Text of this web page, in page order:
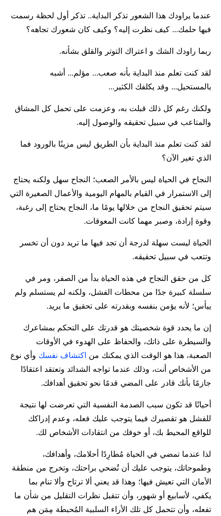
عندما يراودك هذا الشعور تذكر البداية.. تذكر أول لحظة رسمت
فيها حلمك... كيف نظرت إليه؟ وكيف كان شعورك تجاهه؟
ربما راودك الشك و اعتراك التوتر والقلق بشأنه.
لقد كنت تعلم منذ البداية بأنه صعب... مؤلم... أشبه
بالمستحيل... وقد يكلفك الكثير...
ولكنك رغم كل ذلك قبلت به، وعزمت على تحمل كل المشاق
والمتاعب في سبيل تحقيقه والوصول إليه.
لقد كنت تعلم منذ البداية بأن الطريق ليس مزينًا بالورود فما
الذي تغير الآن؟
النجاح في الحياة ليس بالأمر الصعب؛ النجاح سهل ولكنه يحتاج
إلى الاستمرار في القيام بالمهام اليومية والأعمال الصغيرة التي
سيتم تحقيق النجاح من خلالها يومًا ما، النجاح يحتاج إلى رغبة،
وقوة إرادة، وصبر مهما كانت المعوقات.
الحياة ليست سهلة لدرجة أن تجد فيها ما تريد دون أن تخسر
وتتعب في سبيل تحقيقه.
كل من حقق النجاح في هذه الحياة بدأ من الصفر، ومر في
سلسلة كبيرة جدًا من محطات الفشل، ولكنه لم يستسلم ولم
ييأس؛ لأنه يؤمن بنفسه وبقدرته على تحقيق ما يريد.
إن ما يحدد قوة شخصيتك هو قدرتك على التحكم بمشاعرك
والسيطرة على ذاتك، والحفاظ على الهدوء في الأوقات
الصعبة، هذا هو الوقت الذي يمكنك من اكتشاف نفسك وأي نوع
من الأشخاص أنت، وذلك عندما تواجه الشدائد وتعتقد اعتقادًا
جازمًا بأنك قادر على المضي قدمًا نحو تحقيق أهدافك.
أحيانًا قد تكون سبب الصدمة النفسية التي تعرضت لها نتيجة
للفشل هو تقصيرك فيما يتوجب عليك فعله، وعدم إدراكك
للواقع المحيط بك، أو خوفك من انتقادات الأشخاص لك.
لذا عندما تمضي في الحياة مُطارِدًا أحلامك، وأهدافك،
وطموحاتك، يتوجب عليك أن تُضحي براحتك، وتخرج من منطقة
الأمان التي تعيش فيها؛ وهذا قد يعني ألا ترتاح وألا تنام بما
يكفي، لأسابيع أو شهور، وأن تتقبل نظرات التقليل من شأن ما
تفعله، وأن تتحمل كل تلك الأراء السلبية المُحبطة مِمَن هم